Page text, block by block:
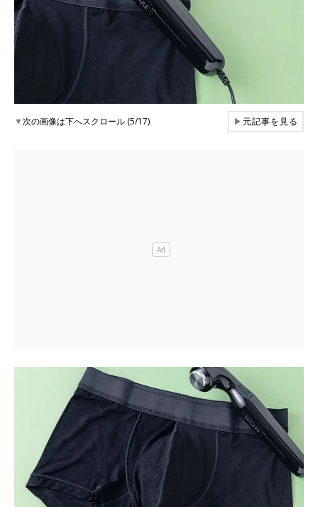
▼次の画像は下へスクロール (5/17) ▶元記事を見る